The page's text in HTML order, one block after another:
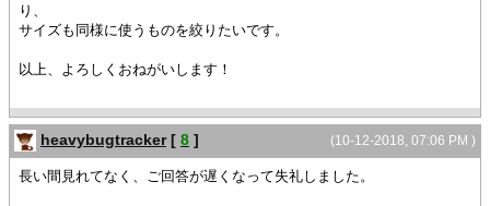
り、
サイズも同様に使うものを絞りたいです。
以上、よろしくおねがいします！
(10-12-2018, 07:06 PM )
heavybugtracker [ 8 ]
長い間見れてなく、ご回答が遅くなって失礼しました。